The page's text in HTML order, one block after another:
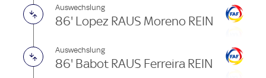
Auswechslung
86' Lopez RAUS Moreno REIN
Auswechslung
86' Babot RAUS Ferreira REIN